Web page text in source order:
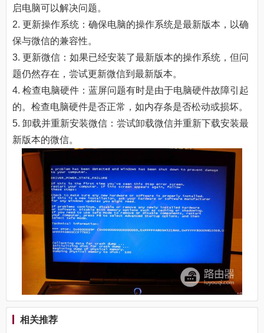
启电脑可以解决问题。
2. 更新操作系统：确保电脑的操作系统是最新版本，以确
保与微信的兼容性。
3. 更新微信：如果已经安装了最新版本的操作系统，但问
题仍然存在，尝试更新微信到最新版本。
4. 检查电脑硬件：蓝屏问题有时是由于电脑硬件故障引起
的。检查电脑硬件是否正常，如内存条是否松动或损坏。
5. 卸载并重新安装微信：尝试卸载微信并重新下载安装最
新版本的微信。
相关推荐